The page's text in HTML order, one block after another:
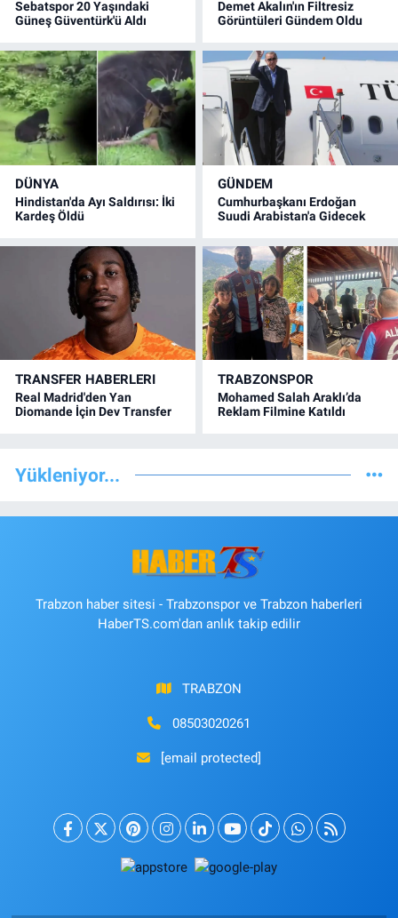
Sebatspor 20 Yaşındaki
Güneş Güventürk'ü Aldı
Demet Akalın'ın Filtresiz
Görüntüleri Gündem Oldu
DÜNYA
Hindistan'da Ayı Saldırısı: İki
Kardeş Öldü
GÜNDEM
Cumhurbaşkanı Erdoğan
Suudi Arabistan'a Gidecek
TRANSFER HABERLERI
Real Madrid'den Yan
Diomande İçin Dev Transfer
TRABZONSPOR
Mohamed Salah Araklı’da
Reklam Filmine Katıldı
Yükleniyor...
Trabzon haber sitesi - Trabzonspor ve Trabzon haberleri
HaberTS.com'dan anlık takip edilir
TRABZON
08503020261
[email protected]